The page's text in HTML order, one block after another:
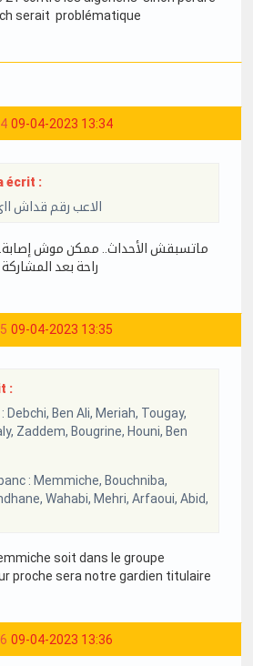
serait problématique
09-04-2023 13:34
écrit :
الاعب رقم قداش
ماتسبقش الأحداث.. ممكن موش
راحة بعد
09-04-2023 13:35
:
Debchi, Ben Ali, Meriah, Tougay,
Zaddem, Bougrine, Houni, Ben
: Memmiche, Bouchniba,
Wahabi, Mehri, Arfaoui, Abid,
soit dans le groupe
proche sera notre gardien titulaire
09-04-2023 13:36